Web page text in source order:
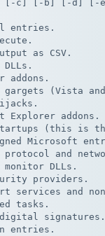
a] | [-c] [-b] [-
entries.
as CSV.
DLLs.
addons.
(Vista
Explorer addons.
(this is
Microsoft
and
monitor DLLs.
providers.
services and
tasks.
signatures.
entries.